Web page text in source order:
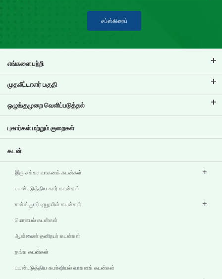
சப்ஸ்கிரைப்
எங்களை பற்றி
டிவிஎஸ் கிரெடிட் பற்றி
எங்கள் பிராண்ட் பற்றி தெரிந்துகொள்ளுங்கள்
முக்கிய சுயவிவரங்கள்
முதலீட்டாளர் பகுதி
கார்ப்பரேட் நிர்வாகம்
முதலீட்டாளர் தகவல்
ஒழுங்குமுறை வெளிப்படுத்தல்
பிற வெளிப்பாடுகள்
புகார்கள் மற்றும் குறைகள்
கடன்
இரு சக்கர வாகனக் கடன்கள்
பயன்படுத்திய கார் கடன்கள்
கன்ஸ்யூமர் டியூரபிள் கடன்கள்
மொபைல் கடன்கள்
ஆன்லைன் தனிநபர் கடன்கள்
தங்க கடன்கள்
பயன்படுத்திய கமர்ஷியல் வாகனக் கடன்கள்